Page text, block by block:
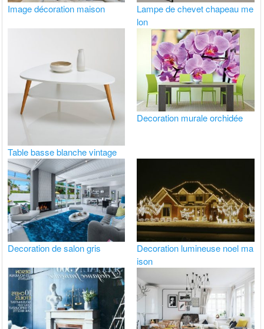
Image décoration maison
Lampe de chevet chapeau me
lon
Table basse blanche vintage
Decoration murale orchidée
Decoration de salon gris
Decoration lumineuse noel ma
ison